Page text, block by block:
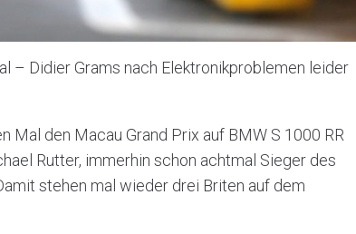
– Didier Grams nach Elektronikproblemen leider
den Macau Grand Prix auf BMW S 1000 RR
Rutter, immerhin schon achtmal Sieger des
stehen mal wieder drei Briten auf dem